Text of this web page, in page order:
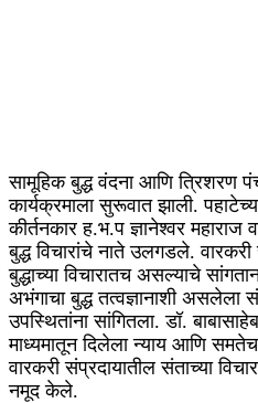
सामूहिक बुद्ध वंदना आणि त्रिशरण
कार्यक्रमाला सुरूवात झाली.
कीर्तनकार ह.भ.प ज्ञानेश्वर
बुद्ध विचारांचे नाते उलगडले.
बुद्धाच्या विचारातच असल्याचे
अभंगाचा बुद्ध तत्वज्ञानाशी
उपस्थितांना सांगितला. डॉ.
माध्यमातून दिलेला न्याय आणि
वारकरी संप्रदायातील संताच्या
नमूद केले.